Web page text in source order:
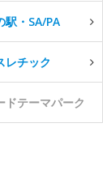
駅・SA/PA
レチック
ドテーマパーク